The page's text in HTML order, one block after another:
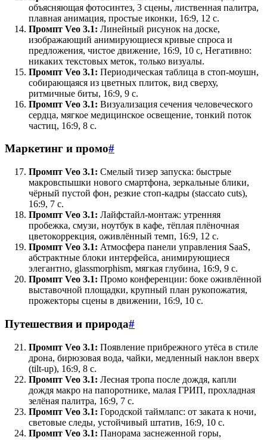
объясняющая фотосинтез, 3 сцены, лиственная палитра,
плавная анимация, простые иконки, 16:9, 12 с.
Промпт Veo 3.1: Линейный рисунок на доске,
изображающий анимирующиеся кривые спроса и
предложения, чистое движение, 16:9, 10 с, Негативно:
никаких текстовых меток, только визуалы.
Промпт Veo 3.1: Периодическая таблица в стоп-моушн,
собирающаяся из цветных плиток, вид сверху,
ритмичные биты, 16:9, 9 с.
Промпт Veo 3.1: Визуализация сечения человеческого
сердца, мягкое медицинское освещение, тонкий поток
частиц, 16:9, 8 с.
Маркетинг и промо#
Промпт Veo 3.1: Смелый тизер запуска: быстрые
макровспышки нового смартфона, зеркальные блики,
чёрный пустой фон, резкие стоп-кадры (staccato cuts),
16:9, 7 с.
Промпт Veo 3.1: Лайфстайл-монтаж: утренняя
пробежка, смузи, ноутбук в кафе, тёплая плёночная
цветокоррекция, оживлённый темп, 16:9, 12 с.
Промпт Veo 3.1: Атмосфера панели управления SaaS,
абстрактные блоки интерфейса, анимирующиеся
элегантно, glassmorphism, мягкая глубина, 16:9, 9 с.
Промпт Veo 3.1: Промо конференции: боке оживлённой
выставочной площадки, крупный план рукопожатия,
прожекторы сцены в движении, 16:9, 10 с.
Путешествия и природа#
Промпт Veo 3.1: Появление прибрежного утёса в стиле
дрона, бирюзовая вода, чайки, медленный наклон вверх
(tilt-up), 16:9, 8 с.
Промпт Veo 3.1: Лесная тропа после дождя, капли
дождя макро на папоротнике, малая ГРИП, прохладная
зелёная палитра, 16:9, 7 с.
Промпт Veo 3.1: Городской таймлапс: от заката к ночи,
световые следы, устойчивый штатив, 16:9, 10 с.
Промпт Veo 3.1: Панорама заснеженной горы,